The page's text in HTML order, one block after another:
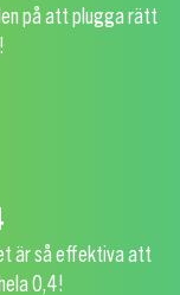
på att plugga rätt
är så effektiva att
0,4!